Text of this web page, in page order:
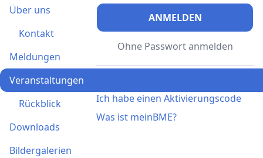
ANMELDEN
Ohne Passwort anmelden
Ich habe einen Aktivierungscode
Was ist meinBME?
Über uns
Kontakt
Meldungen
Veranstaltungen
Rückblick
Downloads
Bildergalerien